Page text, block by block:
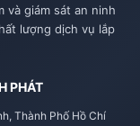
giám sát an ninh
lượng dịch vụ lắp
PHÁT
Thành Phố Hồ Chí